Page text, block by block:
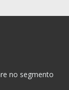
no segmento